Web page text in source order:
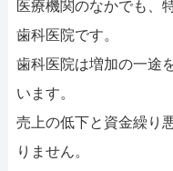
お問合せ
医療機関のなかでも、
歯科医院です。
歯科医院は増加の一途
います。
売上の低下と資金繰り
りません。